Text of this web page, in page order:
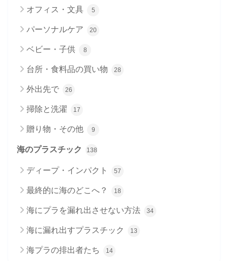
オフィス・文具 5
パーソナルケア 20
ベビー・子供 8
台所・食料品の買い物 28
外出先で 26
掃除と洗濯 17
贈り物・その他 9
海のプラスチック 138
ディープ・インパクト 57
最終的に海のどこへ？ 18
海にプラを漏れ出させない方法 34
海に漏れ出すプラスチック 13
海プラの排出者たち 14